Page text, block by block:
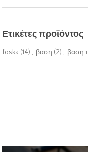
Ετικέτες προϊόντος
foska (14) , βαση (2) , βαση